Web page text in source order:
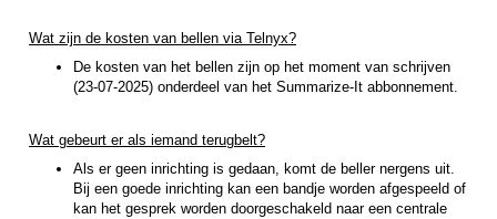
Wat zijn de kosten van bellen via Telnyx?
De kosten van het bellen zijn op het moment van schrijven
(23-07-2025) onderdeel van het Summarize-It abbonnement.
Wat gebeurt er als iemand terugbelt?
Als er geen inrichting is gedaan, komt de beller nergens uit.
Bij een goede inrichting kan een bandje worden afgespeeld of
kan het gesprek worden doorgeschakeld naar een centrale